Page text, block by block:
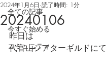
全ての記事
今すぐ始める
コミュニティ
20240106
2024年1月6日 読了時間: 1分
昨日は
代官山シアターギルドにて